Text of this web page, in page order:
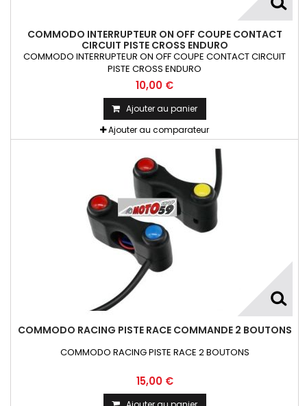
COMMODO INTERRUPTEUR ON OFF COUPE CONTACT
CIRCUIT PISTE CROSS ENDURO
COMMODO INTERRUPTEUR ON OFF COUPE CONTACT CIRCUIT
PISTE CROSS ENDURO
10,00 €
Ajouter au panier
Ajouter au comparateur
COMMODO RACING PISTE RACE COMMANDE 2 BOUTONS
COMMODO RACING PISTE RACE 2 BOUTONS
15,00 €